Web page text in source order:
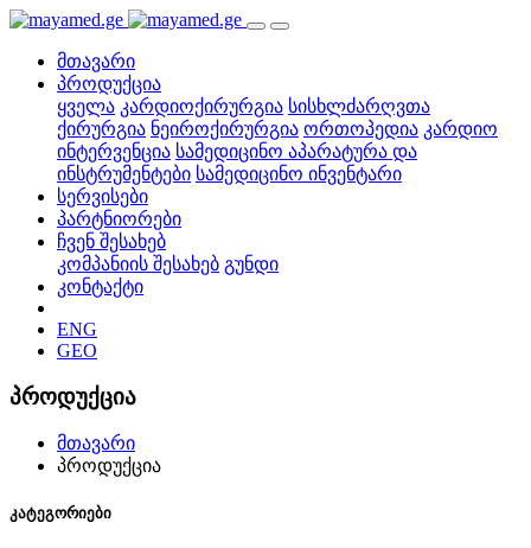
მთავარი
პროდუქცია
ყველა კარდიოქირურგია სისხლძარღვთა
ქირურგია ნეიროქირურგია ორთოპედია კარდიო
ინტერვენცია სამედიცინო აპარატურა და
ინსტრუმენტები სამედიცინო ინვენტარი
სერვისები
პარტნიორები
ჩვენ შესახებ
კომპანიის შესახებ გუნდი
კონტაქტი
ENG
GEO
პროდუქცია
მთავარი
პროდუქცია
კატეგორიები